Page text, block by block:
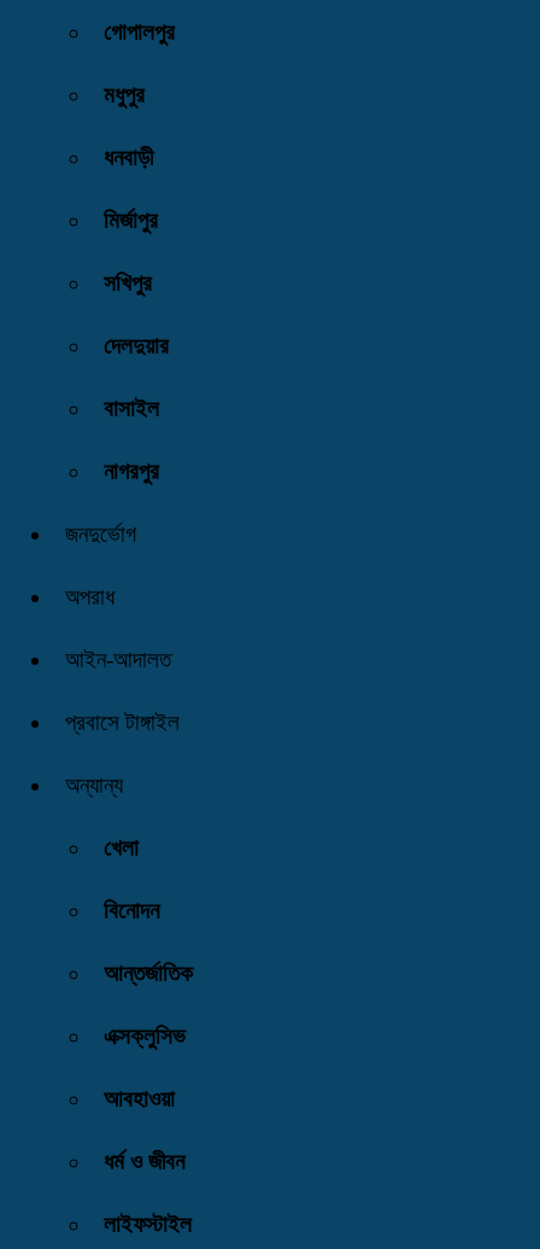
গোপালপুর
মধুপুর
ধনবাড়ী
মির্জাপুর
সখিপুর
দেলদুয়ার
বাসাইল
নাগরপুর
জনদুর্ভোগ
অপরাধ
আইন-আদালত
প্রবাসে টাঙ্গাইল
অন্যান্য
খেলা
বিনোদন
আন্তর্জাতিক
এক্সক্লুসিভ
আবহাওয়া
ধর্ম ও জীবন
লাইফস্টাইল